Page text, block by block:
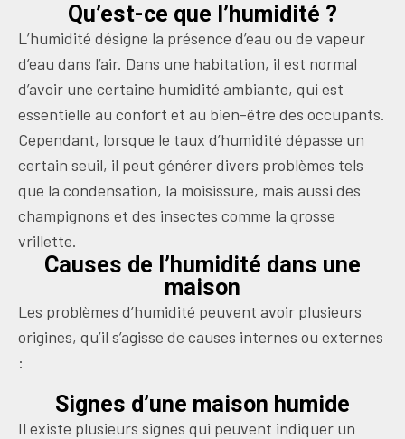
Qu’est-ce que l’humidité ?
L’humidité désigne la présence d’eau ou de vapeur
d’eau dans l’air. Dans une habitation, il est normal
d’avoir une certaine humidité ambiante, qui est
essentielle au confort et au bien-être des occupants.
Cependant, lorsque le taux d’humidité dépasse un
certain seuil, il peut générer divers problèmes tels
que la condensation, la moisissure, mais aussi des
champignons et des insectes comme la grosse
vrillette.
Causes de l’humidité dans une
maison
Les problèmes d’humidité peuvent avoir plusieurs
origines, qu’il s’agisse de causes internes ou externes
:
Signes d’une maison humide
Il existe plusieurs signes qui peuvent indiquer un